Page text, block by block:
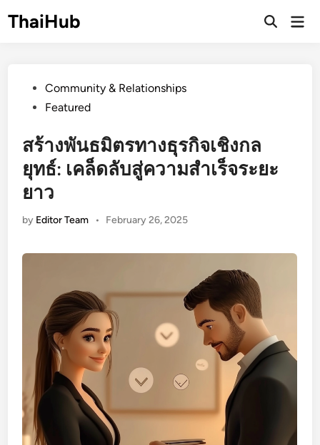
ThaiHub
PostedCommunity & Relationships
Featured
สร้างพันธมิตรทางธุรกิจเชิงกล
ยุทธ์: เคล็ดลับสู่ความสำเร็จระยะ
ยาว
by Editor Team • February 26, 2025